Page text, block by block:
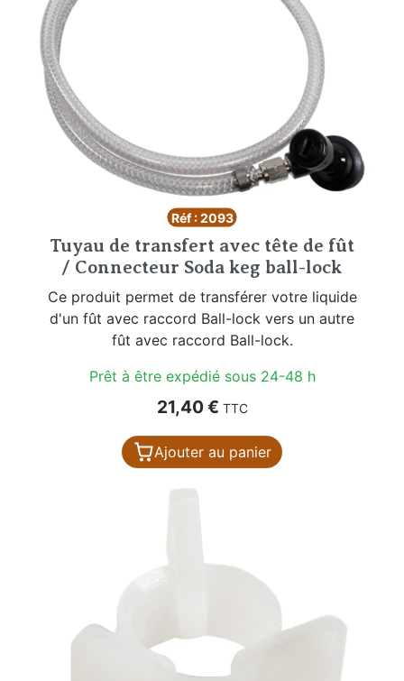
Réf : 2093
Tuyau de transfert avec tête de fût
/ Connecteur Soda keg ball-lock
Ce produit permet de transférer votre liquide
d'un fût avec raccord Ball-lock vers un autre
fût avec raccord Ball-lock.
Prêt à être expédié sous 24-48 h
Prix
21,40 € TTC
Ajouter au panier